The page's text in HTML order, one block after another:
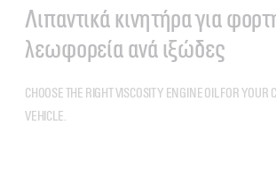
Λιπαντικά κινητήρα για
λεωφορεία ανά ιξώδες
CHOOSE THE RIGHT VISCOSITY ENGINE OIL FOR YOUR
VEHICLE.